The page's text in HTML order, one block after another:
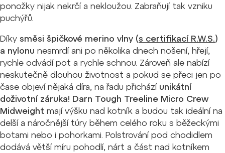
ponožky nijak nekrčí a nekloužou. Zabraňují tak vzniku
puchýřů.
Díky směsi špičkové merino vlny (s certifikací R.W.S.)
a nylonu nesmrdí ani po několika dnech nošení, hřejí,
rychle odvádí pot a rychle schnou. Zároveň ale nabízí
neskutečně dlouhou životnost a pokud se přeci jen po
čase objeví nějaká díra, na řadu přichází unikátní
doživotní záruka! Darn Tough Treeline Micro Crew
Midweight mají výšku nad kotník a budou tak ideální na
delší a náročnější túry během celého roku s běžeckými
botami nebo i pohorkami. Polstrování pod chodidlem
dodává větší míru pohodlí, nárt a část nad kotníkem